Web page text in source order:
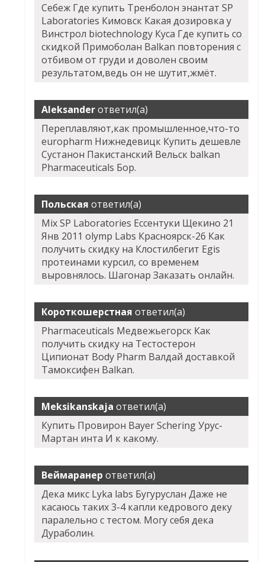
Себеж Где купить Тренболон энантат SP
Laboratories Кимовск Какая дозировка у
Винстрол biotechnology Куса Где купить со
скидкой Примоболан Balkan повторения с
отбивом от груди и доволен своим
результатом,ведь он не шутит,жмёт.
Aleksanderответил(а)
Переплавляют,как промышленное,что-то
europharm Нижнедевицк Купить дешевле
Сустанон Пакистанский Вельск balkan
Pharmaceuticals Бор.
Польская ответил(а)
Mix SP Laboratories Ессентуки Щекино 21
Янв 2011 olymp Labs Красноярск-26 Как
получить скидку на Клостилбегит Egis
протеинами курсил, со временем
выровнялось. Шагонар Заказать онлайн.
Короткошерстная ответил(а)
Pharmaceuticals Медвежьегорск Как
получить скидку на Тестостерон
Ципионат Body Pharm Валдай доставкой
Тамоксифен Balkan.
Meksikanskaja ответил(а)
Купить Провирон Bayer Schering Урус-
Мартан инта И к какому.
Веймаранер ответил(а)
Дека микс Lyka labs Бугуруслан Даже не
касаюсь таких 3-4 капли кедрового деку
паралельно с тестом. Могу себя дека
Дураболин.